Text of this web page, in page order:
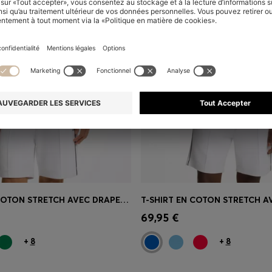
T-SHIRT EN COTON STRETCH AVEC DRAPEAU DU PAYS ET LOGO
+ 8
Achat rapide
taille)
69,95 €
+ 8